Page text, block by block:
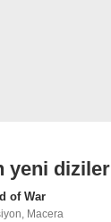
yeni diziler
of War
Macera